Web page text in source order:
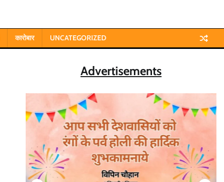
कारोबार UNCATEGORIZED
Advertisements